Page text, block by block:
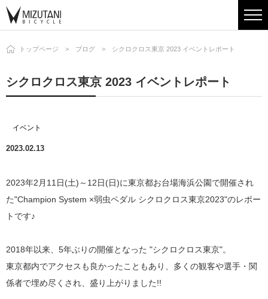
トップページ ブログ シクロクロス東京 2023 イベントレポート
シクロクロス東京 2023 イベントレポート
イベント
2023.02.13
2023年2月11日(土)～12日(日)に東京都お台場海浜公園で開催され
た"Champion System ×弱虫ペダル シクロクロス東京2023"のレポー
トです♪
2018年以来、5年ぶりの開催となった "シクロクロス東京"。
東京都内でアクセスも良かったこともあり、多くの観客や選手・関
係者で埋め尽くされ、盛り上がりました!!